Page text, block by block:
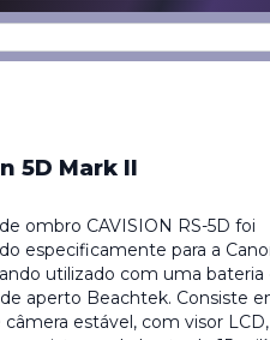
5D Mark II
ombro CAVISION RS-5D foi
especificamente para a
utilizado com uma
aperto Beachtek. Consiste
estável, com visor